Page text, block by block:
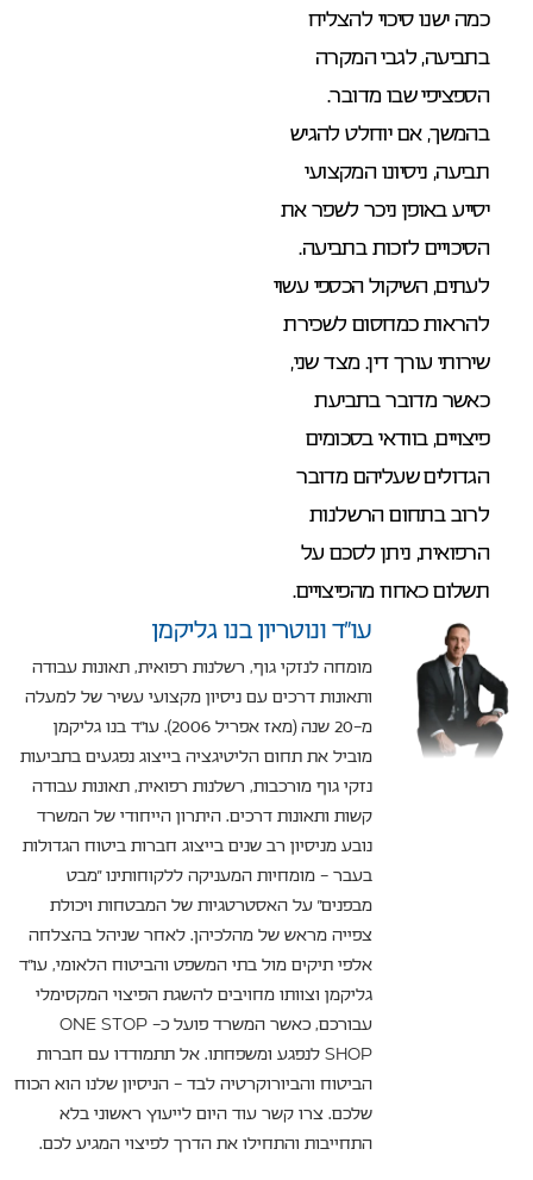
כמה ישנו סיכוי להצליח
בתביעה, לגבי המקרה
הספציפי שבו מדובר.
בהמשך, אם יוחלט להגיש
תביעה, ניסיונו המקצועי
יסייע באופן ניכר לשפר את
הסיכויים לזכות בתביעה.
לעתים, השיקול הכספי עשוי
להראות כמחסום לשכירת
שירותי עורך דין. מצד שני,
כאשר מדובר בתביעת
פיצויים, בוודאי בסכומים
הגדולים שעליהם מדובר
לרוב בתחום הרשלנות
הרפואית, ניתן לסכם על
תשלום כאחוז מהפיצויים.
עו”ד ונוטריון בנו גליקמן
מומחה לנזקי גוף, רשלנות רפואית, תאונות עבודה
ותאונות דרכים עם ניסיון מקצועי עשיר של למעלה
מ-20 שנה (מאז אפריל 2006). עו"ד בנו גליקמן
מוביל את תחום הליטיגציה בייצוג נפגעים בתביעות
נזקי גוף מורכבות, רשלנות רפואית, תאונות עבודה
קשות ותאונות דרכים. היתרון הייחודי של המשרד
נובע מניסיון רב שנים בייצוג חברות ביטוח הגדולות
בעבר – מומחיות המעניקה ללקוחותינו "מבט
מבפנים" על האסטרטגיות של המבטחות ויכולת
צפייה מראש של מהלכיהן. לאחר שניהל בהצלחה
אלפי תיקים מול בתי המשפט והביטוח הלאומי, עו"ד
גליקמן וצוותו מחויבים להשגת הפיצוי המקסימלי
עבורכם, כאשר המשרד פועל כ- ONE STOP
SHOP לנפגע ומשפחתו. אל תתמודדו עם חברות
הביטוח והביורוקרטיה לבד – הניסיון שלנו הוא הכוח
שלכם. צרו קשר עוד היום לייעוץ ראשוני בלא
התחייבות והתחילו את הדרך לפיצוי המגיע לכם.